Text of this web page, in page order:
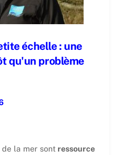
échelle : une
qu'un problème
la mer sont ressource